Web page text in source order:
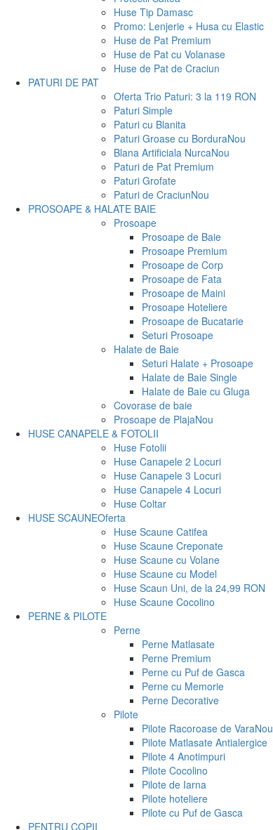
Huse Tip Damasc
Promo: Lenjerie + Husa cu Elastic
Huse de Pat Premium
Huse de Pat cu Volanase
Huse de Pat de Craciun
PATURI DE PAT
Oferta Trio Paturi: 3 la 119 RON
Paturi Simple
Paturi cu Blanita
Paturi Groase cu BorduraNou
Blana Artificiala NurcaNou
Paturi de Pat Premium
Paturi Grofate
Paturi de CraciunNou
PROSOAPE & HALATE BAIE
Prosoape
Prosoape de Baie
Prosoape Premium
Prosoape de Corp
Prosoape de Fata
Prosoape de Maini
Prosoape Hoteliere
Prosoape de Bucatarie
Seturi Prosoape
Halate de Baie
Seturi Halate + Prosoape
Halate de Baie Single
Halate de Baie cu Gluga
Covorase de baie
Prosoape de PlajaNou
HUSE CANAPELE & FOTOLII
Huse Fotolii
Huse Canapele 2 Locuri
Huse Canapele 3 Locuri
Huse Canapele 4 Locuri
Huse Coltar
HUSE SCAUNEOferta
Huse Scaune Catifea
Huse Scaune Creponate
Huse Scaune cu Volane
Huse Scaune cu Model
Huse Scaun Uni, de la 24,99 RON
Huse Scaune Cocolino
PERNE & PILOTE
Perne
Perne Matlasate
Perne Premium
Perne cu Puf de Gasca
Perne cu Memorie
Perne Decorative
Pilote
Pilote Racoroase de VaraNou
Pilote Matlasate Antialergice
Pilote 4 Anotimpuri
Pilote Cocolino
Pilote de Iarna
Pilote hoteliere
Pilote cu Puf de Gasca
PENTRU COPII